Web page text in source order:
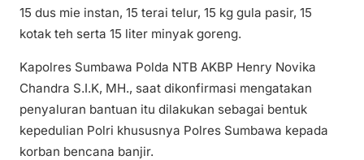
15 dus mie instan, 15 terai telur, 15 kg gula pasir, 15
kotak teh serta 15 liter minyak goreng.
Kapolres Sumbawa Polda NTB AKBP Henry Novika
Chandra S.I.K, MH., saat dikonfirmasi mengatakan
penyaluran bantuan itu dilakukan sebagai bentuk
kepedulian Polri khususnya Polres Sumbawa kepada
korban bencana banjir.